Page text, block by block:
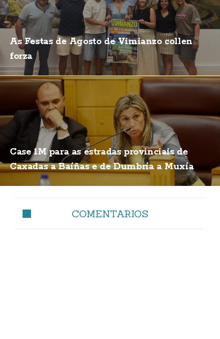
As Festas de Agosto de Vimianzo collen
forza
Case 1M para as estradas provinciais de
Caxadas a Baíñas e de Dumbría a Muxía
COMENTARIOS